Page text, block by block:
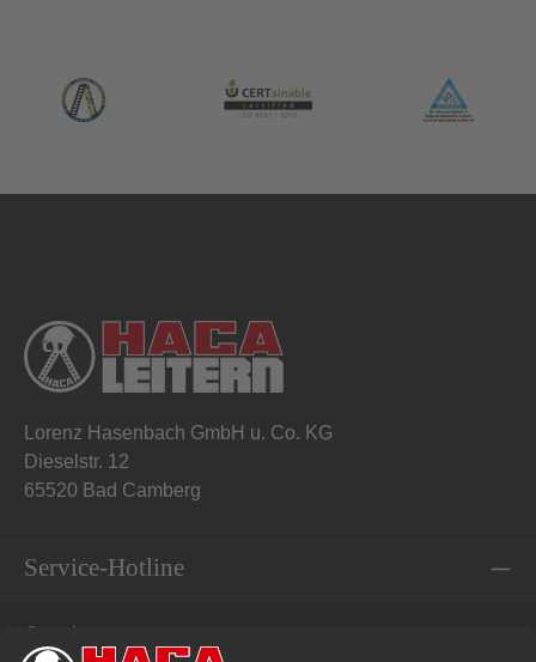
Lorenz Hasenbach GmbH u. Co. KG
Dieselstr. 12
65520 Bad Camberg
Service-Hotline
Service